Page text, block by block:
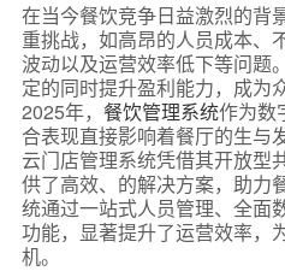
在当今餐饮竞争日益激烈的背
重挑战，如高昂的人员成本、
波动以及运营效率低下等问题
定的同时提升盈利能力，成为
2025年， 餐饮管理系统作为数
合表现直接影响着餐厅的生与
云门店管理系统凭借其开放型
供了高效、的解决方案，助力
统通过一站式人员管理、全面
功能，显著提升了运营效率，
机。